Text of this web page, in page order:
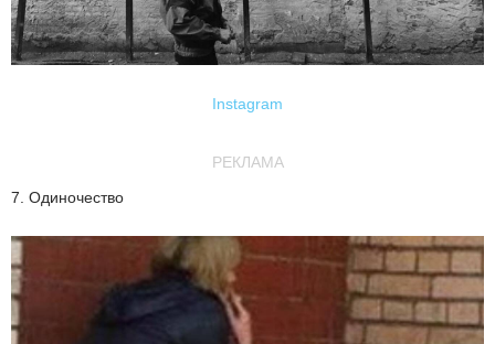
Instagram
РЕКЛАМА
7. Одиночество